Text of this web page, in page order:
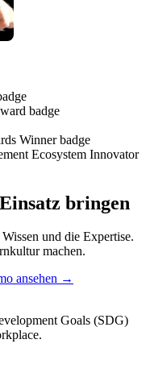
bringen
und die Expertise.
machen.
ansehen →
Goals (SDG)